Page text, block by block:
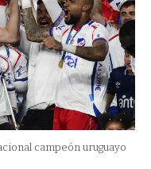
campeón uruguayo